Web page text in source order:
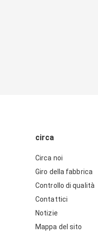
circa
Circa noi
Giro della fabbrica
Controllo di qualità
Contattici
Notizie
Mappa del sito